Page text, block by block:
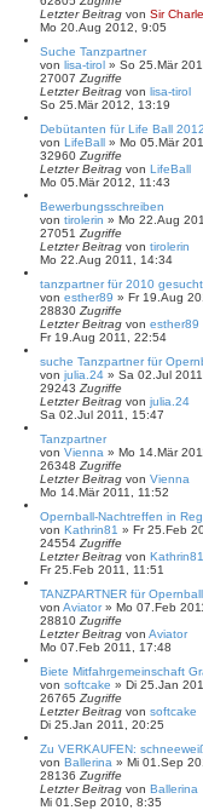
Letzter Beitrag von Sir
Mo 20.Aug 2012, 9:05
Suche Tanzpartner
von lisa-tirol » So 25.Mär
27007 Zugriffe
Letzter Beitrag von lisa-tirol
So 25.Mär 2012, 13:19
Debütanten für Life Ball
von LifeBall » Mo 05.Mär
32960 Zugriffe
Letzter Beitrag von LifeBall
Mo 05.Mär 2012, 11:43
Bewerbungsschreiben
von tirolerin » Mo 22.Aug
27051 Zugriffe
Letzter Beitrag von tirolerin
Mo 22.Aug 2011, 14:34
tanzpartner für 2010 gesucht
von esther89 » Fr 19.Aug
28830 Zugriffe
Letzter Beitrag von esther89
Fr 19.Aug 2011, 22:54
suche Tanzpartner für
von julia.24 » Sa 02.Jul
29243 Zugriffe
Letzter Beitrag von julia.24
Sa 02.Jul 2011, 15:47
Tanzpartner
von Vienna » Mo 14.Mär
26348 Zugriffe
Letzter Beitrag von Vienna
Mo 14.Mär 2011, 11:52
Opernball-Nachtreffen in
von Kathrin81 » Fr 25.Feb
24554 Zugriffe
Letzter Beitrag von Kathrin81
Fr 25.Feb 2011, 11:51
TANZPARTNER für
von Aviator» Mo 07.Feb
28810 Zugriffe
Letzter Beitrag von Aviator
Mo 07.Feb 2011, 17:48
Biete Mitfahrgemeinschaft
von softcake » Di 25.Jan
26765 Zugriffe
Letzter Beitrag von softcake
Di 25.Jan 2011, 20:25
Zu VERKAUFEN:
von Ballerina » Mi 01.Sep
28136 Zugriffe
Letzter Beitrag von Ballerina
Mi 01.Sep 2010, 8:35